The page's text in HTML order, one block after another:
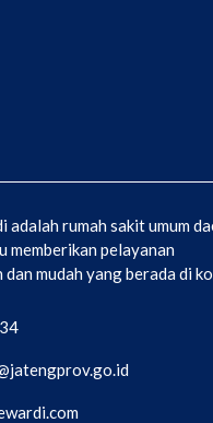
adalah rumah sakit umum
memberikan pelayanan
mudah yang berada di